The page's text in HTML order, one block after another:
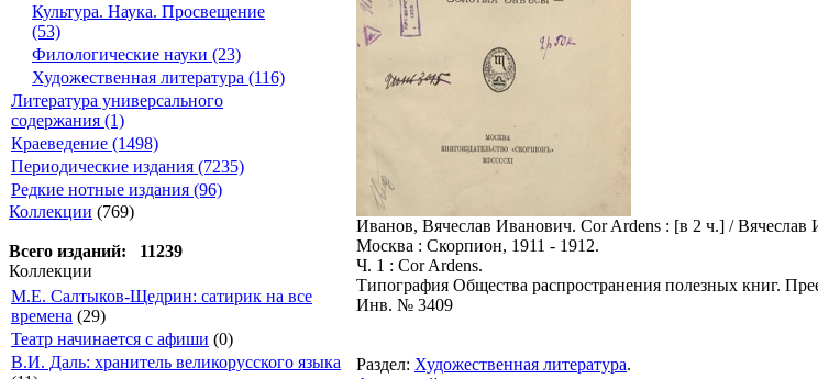
Культура. Наука. Просвещение
(53)
Филологические науки (23)
Художественная литература (116)
Литература универсального
содержания (1)
Краеведение (1498)
Периодические издания (7235)
Редкие нотные издания (96)
Коллекции (769)
Всего изданий: 11239
Коллекции
М.Е. Салтыков-Щедрин: сатирик на все
времена (29)
Театр начинается с афиши (0)
В.И. Даль: хранитель великорусского языка
Иванов, Вячеслав Иванович. Cor Ardens : [в 2 ч.] /
Москва : Скорпион, 1911 - 1912.
Ч. 1 : Cor Ardens.
Типография Общества распространения полезных книг.
Инв. № 3409
Раздел: Художественная литература.